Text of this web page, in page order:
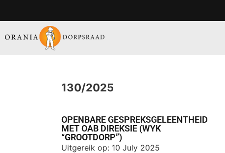
130/2025
OPENBARE GESPREKSGELEENTHEID
MET OAB DIREKSIE (WYK
“GROOTDORP”)
Uitgereik op: 10 July 2025